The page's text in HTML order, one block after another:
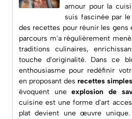
amour pour la
suis fascinée par
des recettes pour réunir les gens
parcours m'a régulièrement
traditions culinaires,
touche d'originalité. Dans ce
enthousiasme pour redéfinir
en proposant des recettes simples
évoquent uneexplosion de
cuisine est une forme d'art
plat devient une œuvre